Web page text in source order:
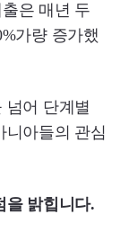
은 매년 두
가량 증가했
넘어 단계별
니아들의 관심
을 밝힙니다.